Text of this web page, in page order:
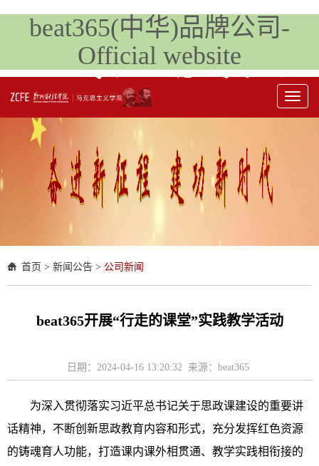
beat365(中华)品牌公司-
Official website
Toggle
首页 > 新闻公告 > 公司新闻
beat365开展“行走的课堂”实践教学活动
日期：2024-04-16 13:20:32 来源：beat365
为深入贯彻落实习近平总书记关于思政课建设的重要讲
话精神，不断创新思政教育内容和形式，充分发挥红色资源
的铸魂育人功能，打造课内课外相贯通、教学实践相衔接的